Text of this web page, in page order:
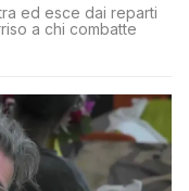
ed esce dai reparti
a chi combatte